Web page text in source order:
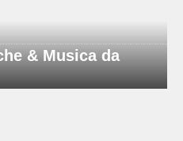
& Musica da